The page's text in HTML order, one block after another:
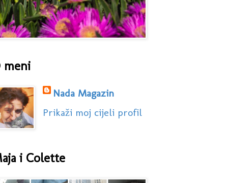
meni
Nada Magazin
Prikaži moj cijeli profil
i Colette